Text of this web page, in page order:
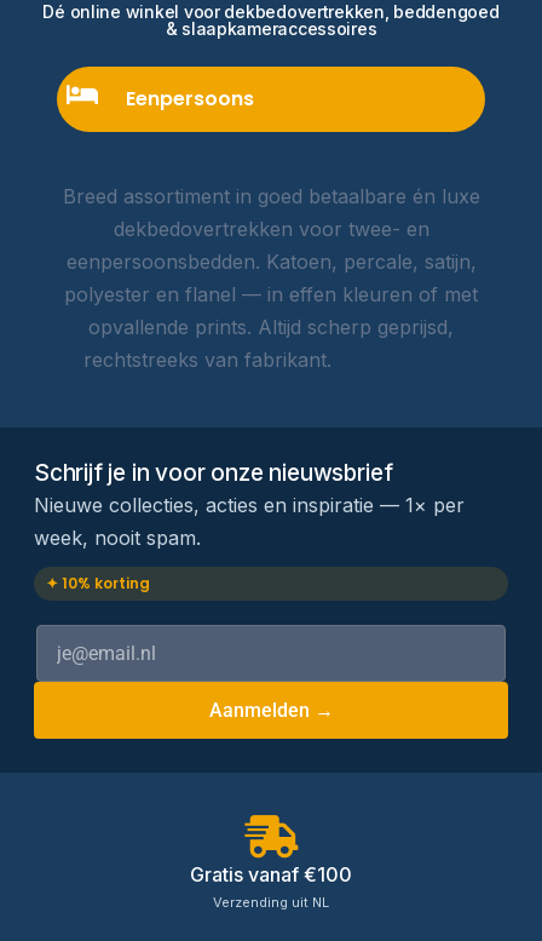
Dé online winkel voor dekbedovertrekken, beddengoed
& slaapkameraccessoires
Eenpersoons
Breed assortiment in goed betaalbare én luxe
dekbedovertrekken voor twee- en
eenpersoonsbedden. Katoen, percale, satijn,
polyester en flanel — in effen kleuren of met
opvallende prints. Altijd scherp geprijsd,
rechtstreeks van fabrikant.
Schrijf je in voor onze nieuwsbrief
Nieuwe collecties, acties en inspiratie — 1× per
week, nooit spam.
✦ 10% korting
Aanmelden →
Gratis vanaf €100
Verzending uit NL